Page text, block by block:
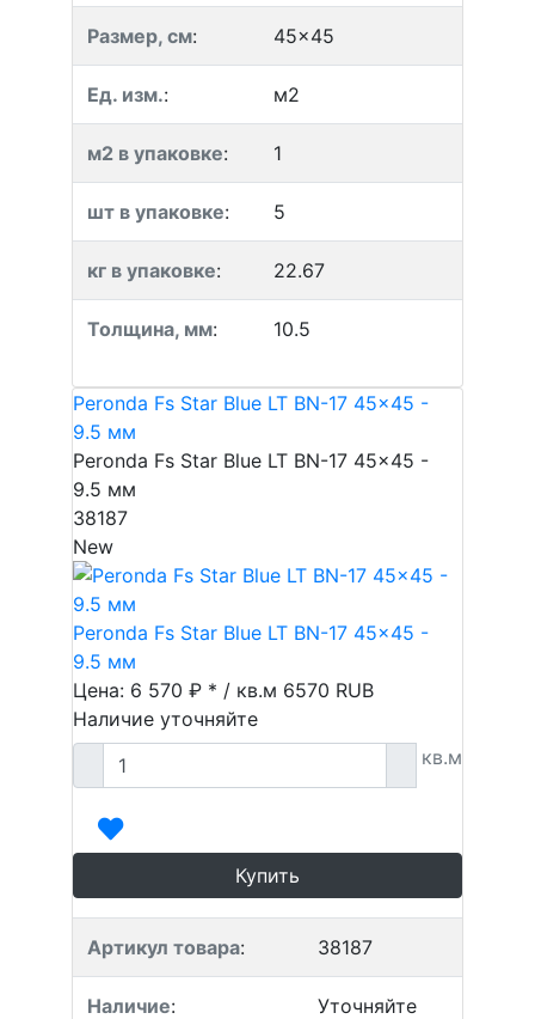
Размер, см: 45x45
Ед. изм.: м2
м2 в упаковке: 1
шт в упаковке: 5
кг в упаковке: 22.67
Толщина, мм: 10.5
Peronda Fs Star Blue LT BN-17 45x45 -
9.5 мм
Peronda Fs Star Blue LT BN-17 45x45 -
9.5 мм
38187
New
Peronda Fs Star Blue LT BN-17 45x45 -
9.5 мм
Цена: 6 570 ₽ * / кв.м 6570 RUB
Наличие уточняйте
кв.м
Купить
Артикул товара: 38187
Наличие: Уточняйте